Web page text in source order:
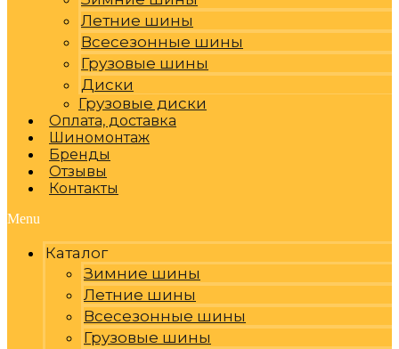
Летние шины
Всесезонные шины
Грузовые шины
Диски
Грузовые диски
Оплата, доставка
Шиномонтаж
Бренды
Отзывы
Контакты
Menu
Каталог
Зимние шины
Летние шины
Всесезонные шины
Грузовые шины